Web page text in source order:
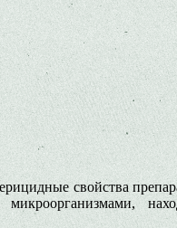
свойства